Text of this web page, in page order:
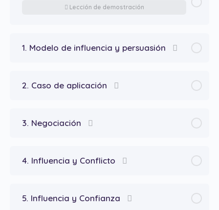
Lección de demostración
1. Modelo de influencia y persuasión
2. Caso de aplicación
3. Negociación
4. Influencia y Conflicto
5. Influencia y Confianza